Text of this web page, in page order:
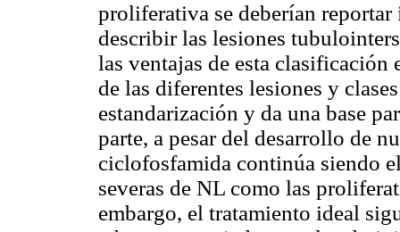
proliferativa se deberían
describir las lesiones
las ventajas de esta
de las diferentes lesiones y
estandarización y da una base
parte, a pesar del desarrollo de
ciclofosfamida continúa siendo
severas de NL como las
embargo, el tratamiento ideal